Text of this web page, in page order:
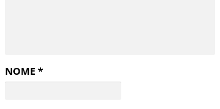
NOME *